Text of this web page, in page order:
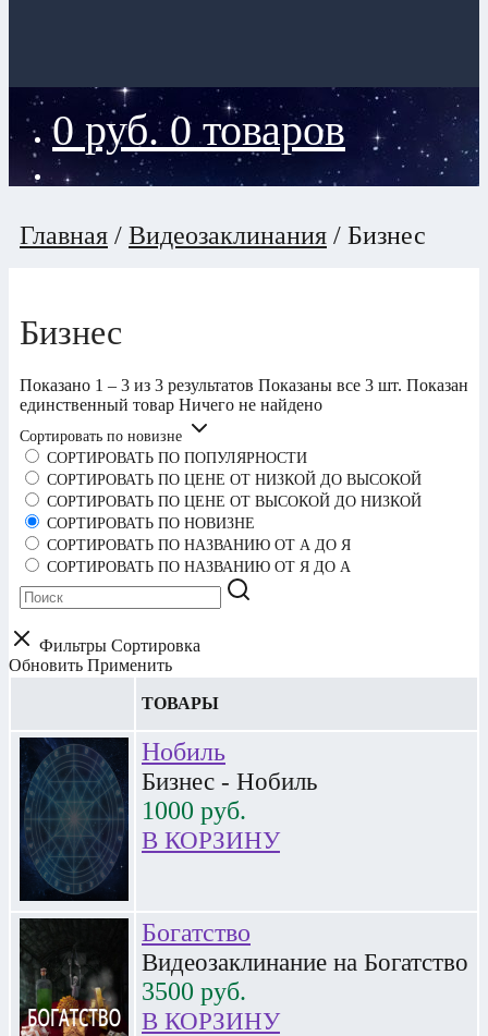
0 руб. 0 товаров
Главная / Видеозаклинания / Бизнес
Бизнес
Показано 1 – 3 из 3 результатов Показаны все 3 шт. Показан
единственный товар Ничего не найдено
Сортировать по новизне
СОРТИРОВАТЬ ПО ПОПУЛЯРНОСТИ
СОРТИРОВАТЬ ПО ЦЕНЕ ОТ НИЗКОЙ ДО ВЫСОКОЙ
СОРТИРОВАТЬ ПО ЦЕНЕ ОТ ВЫСОКОЙ ДО НИЗКОЙ
СОРТИРОВАТЬ ПО НОВИЗНЕ
СОРТИРОВАТЬ ПО НАЗВАНИЮ ОТ А ДО Я
СОРТИРОВАТЬ ПО НАЗВАНИЮ ОТ Я ДО А
Фильтры Сортировка
Обновить Применить
ТОВАРЫ
Нобиль
Бизнес - Нобиль
1000 руб.
В КОРЗИНУ
Богатство
Видеозаклинание на Богатство
3500 руб.
В КОРЗИНУ